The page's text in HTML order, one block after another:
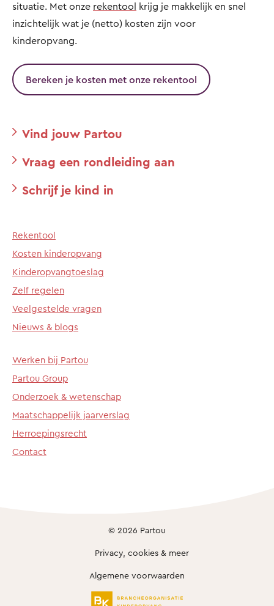
situatie. Met onze rekentool krijg je makkelijk en snel
inzichtelijk wat je (netto) kosten zijn voor
kinderopvang.
Bereken je kosten met onze rekentool
Vind jouw Partou
Vraag een rondleiding aan
Schrijf je kind in
Rekentool
Kosten kinderopvang
Kinderopvangtoeslag
Zelf regelen
Veelgestelde vragen
Nieuws & blogs
Werken bij Partou
Partou Group
Onderzoek & wetenschap
Maatschappelijk jaarverslag
Herroepingsrecht
Contact
© 2026 Partou
Privacy, cookies & meer
Algemene voorwaarden